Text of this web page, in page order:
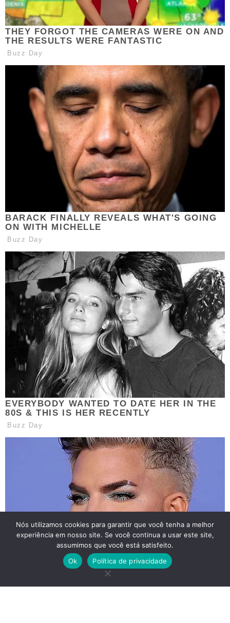
Nós utilizamos cookies para garantir que você tenha a melhor
experiência em nosso site. Se você continua a usar este site,
assumimos que você está satisfeito.
Ok
Política de privacidade